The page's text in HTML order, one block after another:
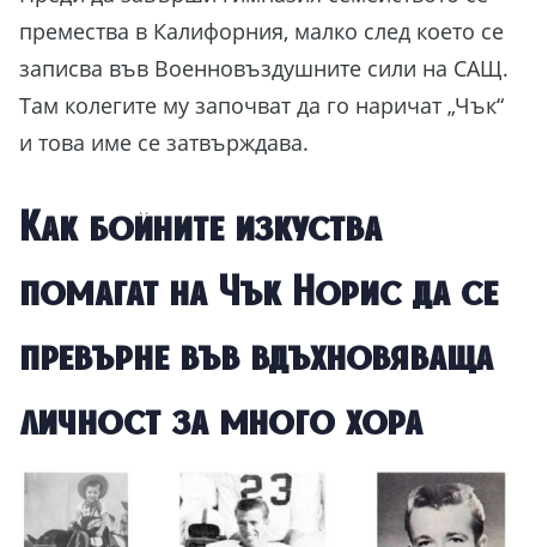
премества в Калифорния, малко след което се
записва във Военновъздушните сили на САЩ.
Там колегите му започват да го наричат „Чък“
и това име се затвърждава.
Как бойните изкуства
помагат на Чък Норис да се
превърне във вдъхновяваща
личност за много хора